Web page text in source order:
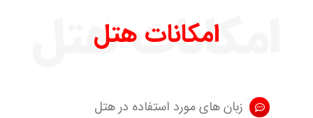
امکانات هتل
امکانات هتل
زبان های مورد استفاده در هتل